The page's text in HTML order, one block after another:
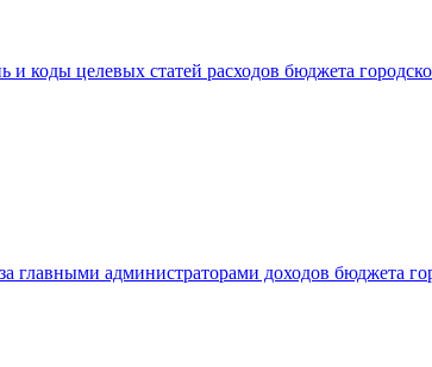
коды целевых статей расходов бюджета
администраторами доходов бюджета